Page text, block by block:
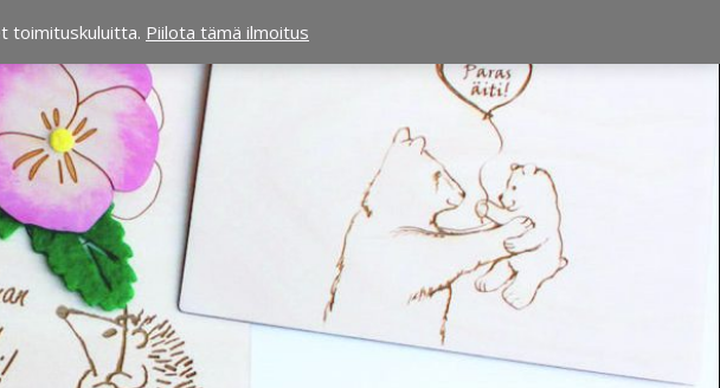
toimituskuluitta. Piilota tämä ilmoitus